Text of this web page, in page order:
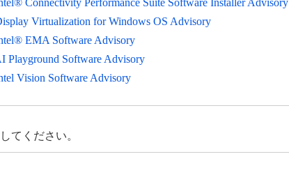
Connectivity Performance Suite Software Installer Advisory
Virtualization for Windows OS Advisory
EMA Software Advisory
Playground Software Advisory
Vision Software Advisory
てください。